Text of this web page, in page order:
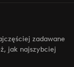
zadawane
jak najszybciej